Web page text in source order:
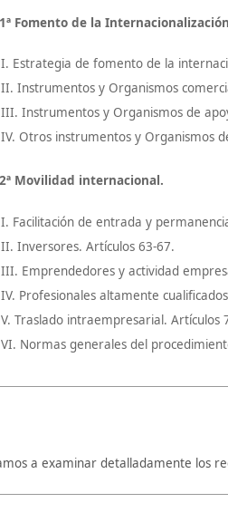
Fomento de la
Estrategia de fomento de la
Instrumentos y Organismos
Instrumentos y Organismos de
Otros instrumentos y Organismos
Movilidad internacional.
Facilitación de entrada y
Inversores. Artículos 63-67.
Emprendedores y actividad
Profesionales altamente
Traslado intraempresarial. Artículos
Normas generales del
a examinar detalladamente los